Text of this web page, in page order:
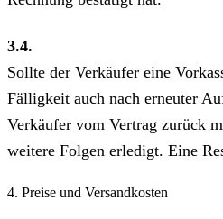
3.4.
Sollte der Verkäufer eine
Fälligkeit auch nach erneuter
Verkäufer vom Vertrag zurück
weitere Folgen erledigt. Eine
4. Preise und Versandkosten